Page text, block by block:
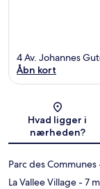
4 Av. Johannes
Åbn kort
Hvad ligger i
nærheden?
Parc des Communes
La Vallee Village- 7